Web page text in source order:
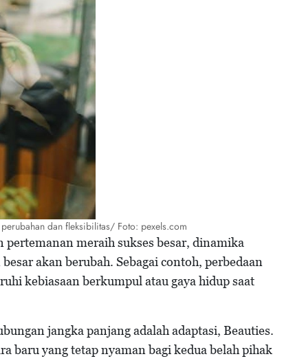
dan fleksibilitas/ Foto: pexels.com
meraih sukses besar, dinamika
akan berubah. Sebagai contoh, perbedaan
kebiasaan berkumpul atau gaya hidup saat
jangka panjang adalah adaptasi, Beauties.
baru yang tetap nyaman bagi kedua belah pihak